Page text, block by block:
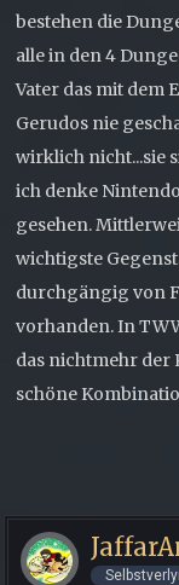
bestehen die
alle in den 4
Vater das mit dem
Gerudos nie
wirklich nicht...sie
ich denke
gesehen.
wichtigste
durchgängig von
vorhanden. In
das nichtmehr der
schöne